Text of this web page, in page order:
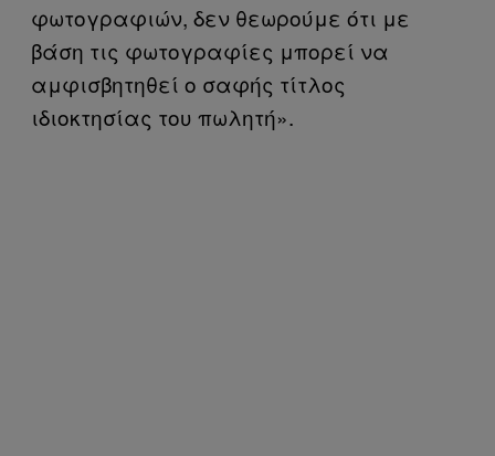
φωτογραφιών, δεν θεωρούμε ότι με
βάση τις φωτογραφίες μπορεί να
αμφισβητηθεί ο σαφής τίτλος
ιδιοκτησίας του πωλητή».